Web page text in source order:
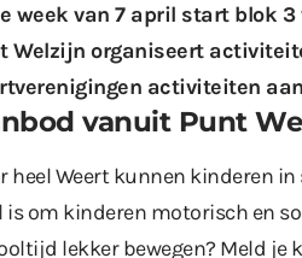
week van 7 april start blok
Welzijn organiseert
activiteiten
vanuit Punt
heel Weert kunnen kinderen
is om kinderen motorisch en
lekker bewegen? Meld je